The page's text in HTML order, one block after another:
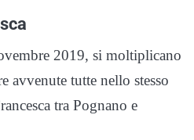
2019, si moltiplicano
avvenute tutte nello stesso
tra Pognano e